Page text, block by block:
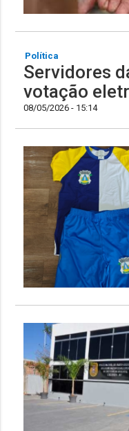
Política
Servidores
votação
08/05/2026 - 15:14